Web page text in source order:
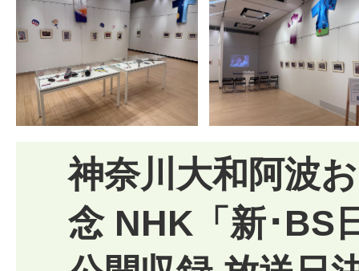
神奈川大和阿波
念 NHK「新･BS